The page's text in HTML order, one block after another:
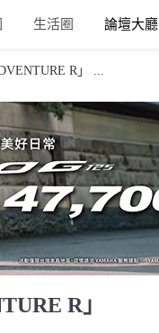
生活圈 論壇大廳
R」 ...
R」